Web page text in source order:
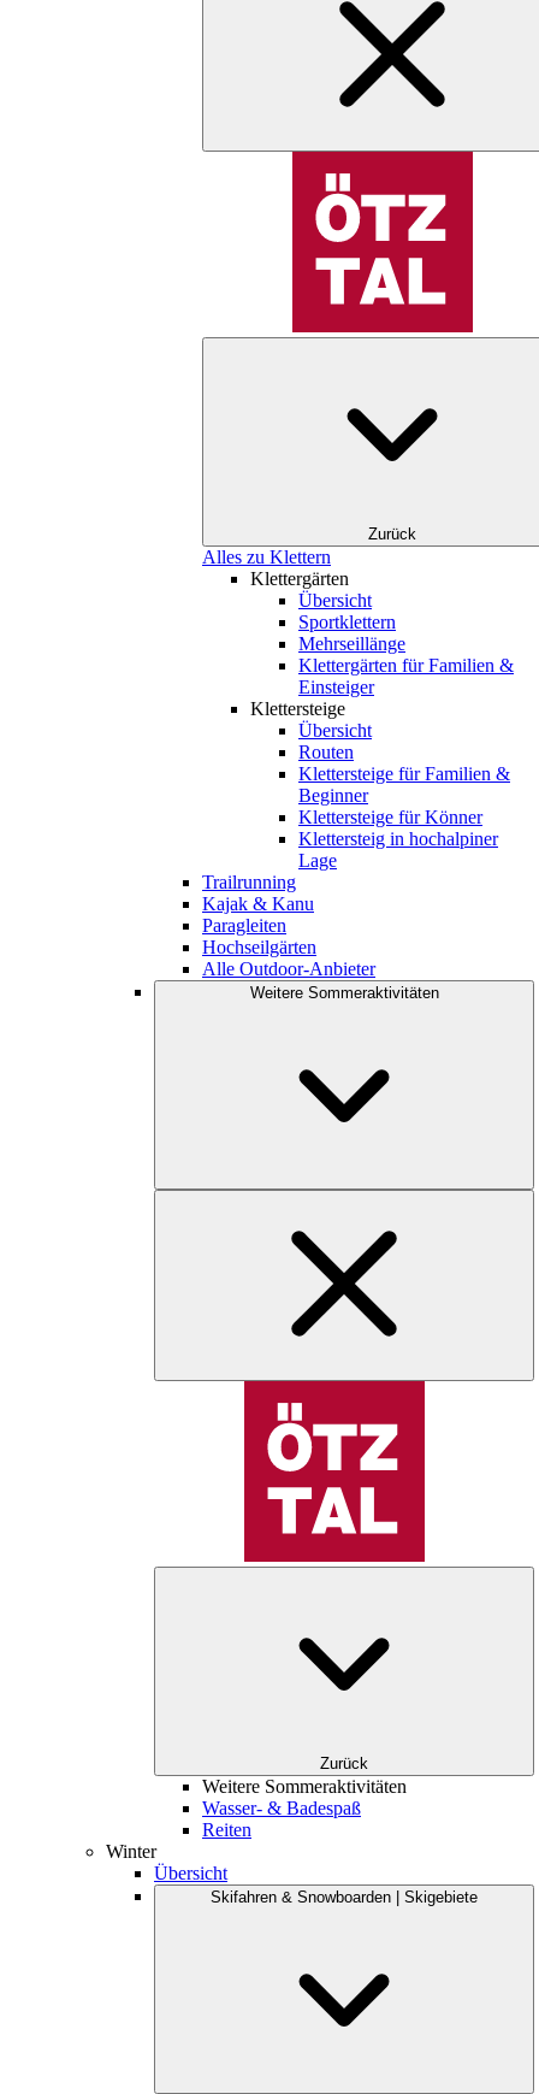
Zurück
Alles zu Klettern
Klettergärten
Übersicht
Sportklettern
Mehrseillänge
Klettergärten für Familien &
Einsteiger
Klettersteige
Übersicht
Routen
Klettersteige für Familien &
Beginner
Klettersteige für Könner
Klettersteig in hochalpiner
Lage
Trailrunning
Kajak & Kanu
Paragleiten
Hochseilgärten
Alle Outdoor-Anbieter
Weitere Sommeraktivitäten
Zurück
Weitere Sommeraktivitäten
Wasser- & Badespaß
Reiten
Winter
Übersicht
Skifahren & Snowboarden | Skigebiete